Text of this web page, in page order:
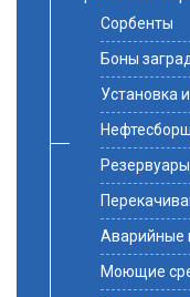
Сорбенты
Боны
Установка
Резервуары
Аварийные
Моющие